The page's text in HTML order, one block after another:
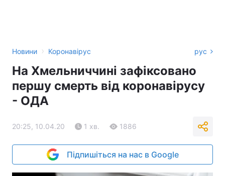
Новини › Коронавірус рус
На Хмельниччині зафіксовано
першу смерть від коронавірусу
- ОДА
20:25, 10.04.20 1 хв. 1886
Підпишіться на нас в Google